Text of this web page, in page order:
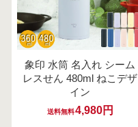
象印 水筒 名入れ シーム
レスせん 480ml ねこデザ
イン
送料無料4,980円